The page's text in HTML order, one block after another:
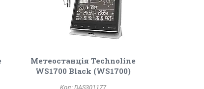
Метеостанція Technoline
WS1700 Black (WS1700)
DAS301177